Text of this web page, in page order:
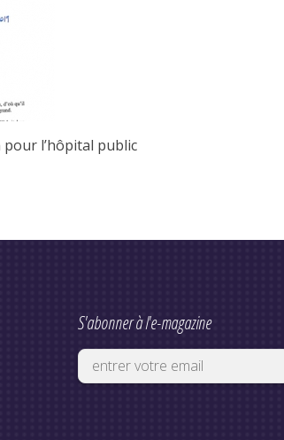
l’hôpital public
S'abonner à l'e-magazine